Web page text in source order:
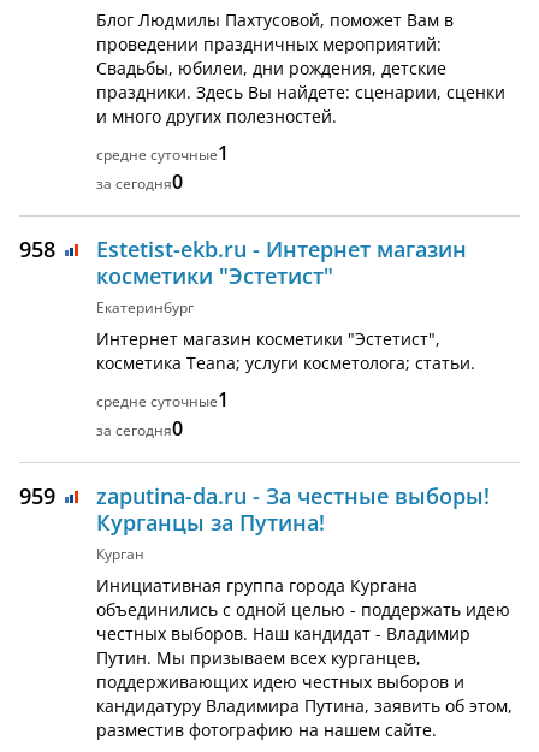
Блог Людмилы Пахтусовой, поможет Вам в
проведении праздничных мероприятий:
Свадьбы, юбилеи, дни рождения, детские
праздники. Здесь Вы найдете: сценарии, сценки
и много других полезностей.
1
0
958
Estetist-ekb.ru - Интернет магазин
косметики "Эстетист"
Екатеринбург
Интернет магазин косметики "Эстетист",
косметика Teana; услуги косметолога; статьи.
1
0
959
zaputina-da.ru - За честные выборы!
Курганцы за Путина!
Курган
Инициативная группа города Кургана
объединились с одной целью - поддержать идею
честных выборов. Наш кандидат - Владимир
Путин. Мы призываем всех курганцев,
поддерживающих идею честных выборов и
кандидатуру Владимира Путина, заявить об этом,
разместив фотографию на нашем сайте.